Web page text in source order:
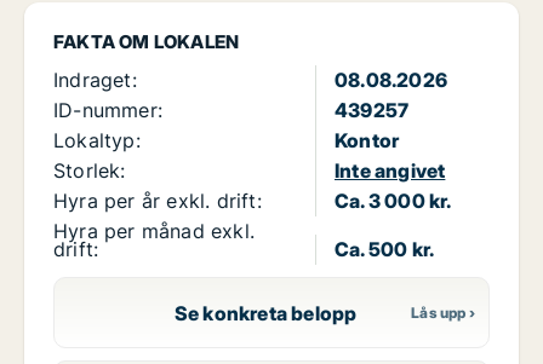
FAKTA OM LOKALEN
Indraget:
08.08.2026
ID-nummer:
439257
Lokaltyp:
Kontor
Storlek:
Inte angivet
Hyra per år exkl. drift:
Ca. 3 000 kr.
Hyra per månad exkl.
drift: Ca. 500 kr.
Se konkreta belopp